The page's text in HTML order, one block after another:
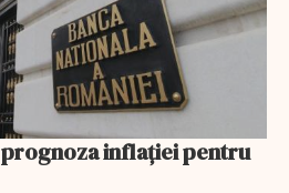
prognoza inflației pentru